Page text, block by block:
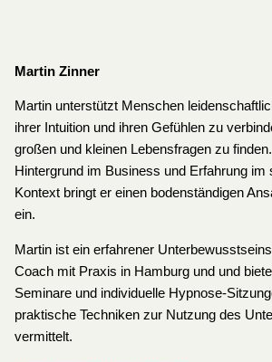
Martin Zinner
Martin unterstützt Menschen
ihrer Intuition und ihren Gefühlen zu
großen und kleinen Lebensfragen zu
Hintergrund im Business und Erfahrung im
Kontext bringt er einen bodenständigen
ein.
Martin ist ein erfahrener
Coach mit Praxis in Hamburg und und
Seminare und individuelle Hypnose-
praktische Techniken zur Nutzung des
vermittelt.